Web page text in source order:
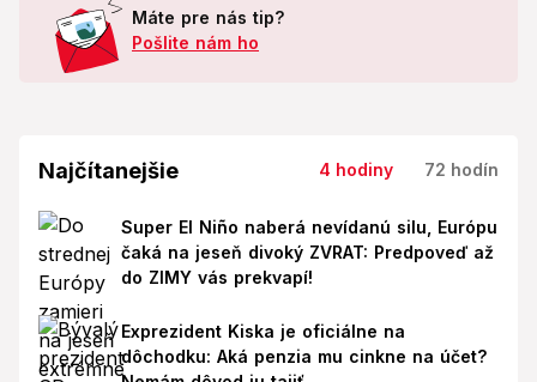
Máte pre nás tip?
Pošlite nám ho
Najčítanejšie 4 hodiny 72 hodín
Super El Niño naberá nevídanú silu, Európu
čaká na jeseň divoký ZVRAT: Predpoveď až
do ZIMY vás prekvapí!
Exprezident Kiska je oficiálne na
dôchodku: Aká penzia mu cinkne na účet?